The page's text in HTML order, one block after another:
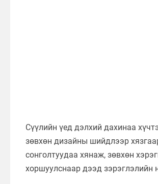
Сүүлийн үед дэлхий дахинаа
зөвхөн дизайны шийдлээр
сонголтуудаа хянаж, зөвхөн
хоршуулснаар дээд зэрэглэлийн